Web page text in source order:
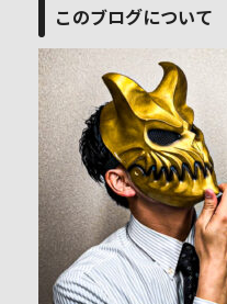
このブログについて